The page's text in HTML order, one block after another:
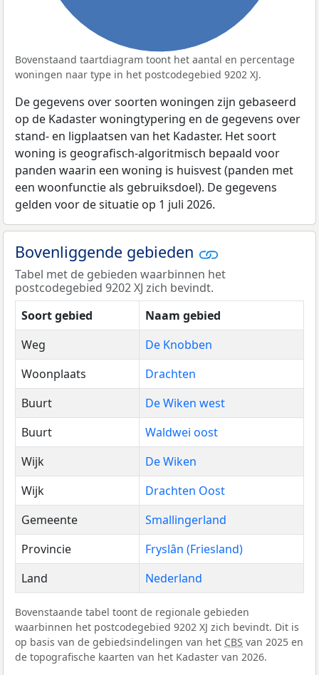
Bovenstaand taartdiagram toont het aantal en percentage
woningen naar type in het postcodegebied 9202 XJ.
De gegevens over soorten woningen zijn gebaseerd
op de Kadaster woningtypering en de gegevens over
stand- en ligplaatsen van het Kadaster. Het soort
woning is geografisch-algoritmisch bepaald voor
panden waarin een woning is huisvest (panden met
een woonfunctie als gebruiksdoel). De gegevens
gelden voor de situatie op 1 juli 2026.
Bovenliggende gebieden
Tabel met de gebieden waarbinnen het
postcodegebied 9202 XJ zich bevindt.
Soort gebied
Naam gebied
Weg
De Knobben
Woonplaats
Drachten
Buurt
De Wiken west
Buurt
Waldwei oost
Wijk
De Wiken
Wijk
Drachten Oost
Gemeente
Smallingerland
Provincie
Fryslân (Friesland)
Land
Nederland
Bovenstaande tabel toont de regionale gebieden
waarbinnen het postcodegebied 9202 XJ zich bevindt. Dit is
op basis van de gebiedsindelingen van het CBS van 2025 en
de topografische kaarten van het Kadaster van 2026.